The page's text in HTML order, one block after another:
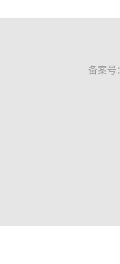
备案号：